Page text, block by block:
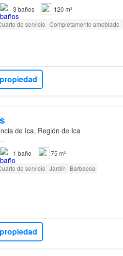
3 baños
120 m²
de servicio Completamente amoblado
de Ica, Región de Ica
1 baño
75 m²
de servicio Jardín Barbacoa